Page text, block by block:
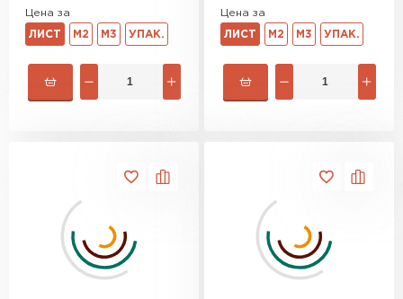
Цена за
ЛИСТ М2 М3 УПАК.
Цена за
ЛИСТ М2 М3 УПАК.